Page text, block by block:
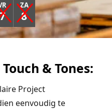
ZA
8
& Tones:
Project
eenvoudig te